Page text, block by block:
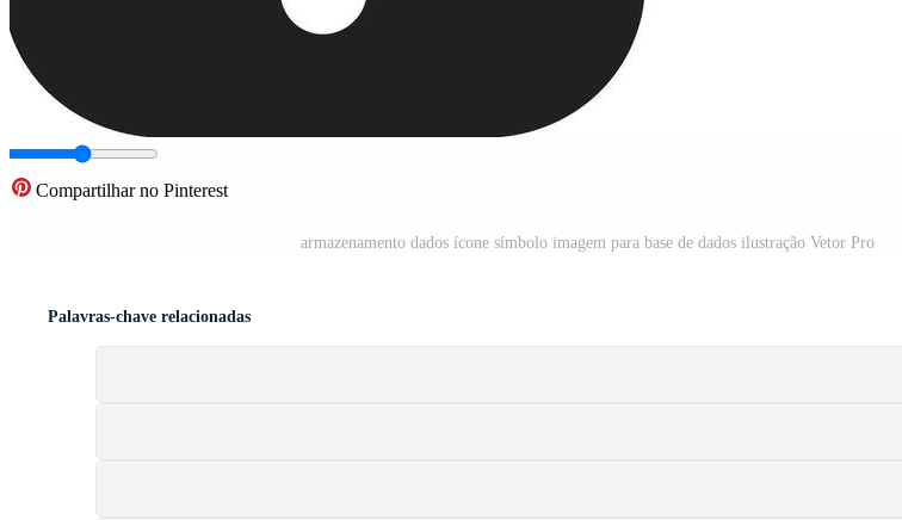
Compartilhar no Pinterest
armazenamento dados ícone símbolo imagem para base de dados ilustração Vetor Pro
Palavras-chave relacionadas